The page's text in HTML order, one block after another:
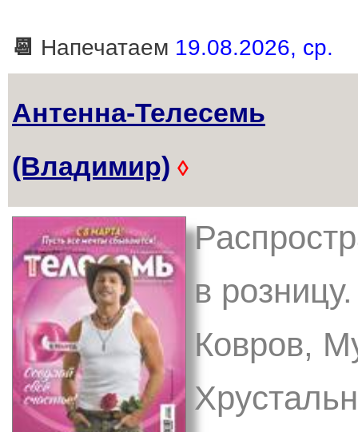
📆 Напечатаем 19.08.2026, ср.
Антенна-Телесемь
(Владимир) ◊
в
Ковров,